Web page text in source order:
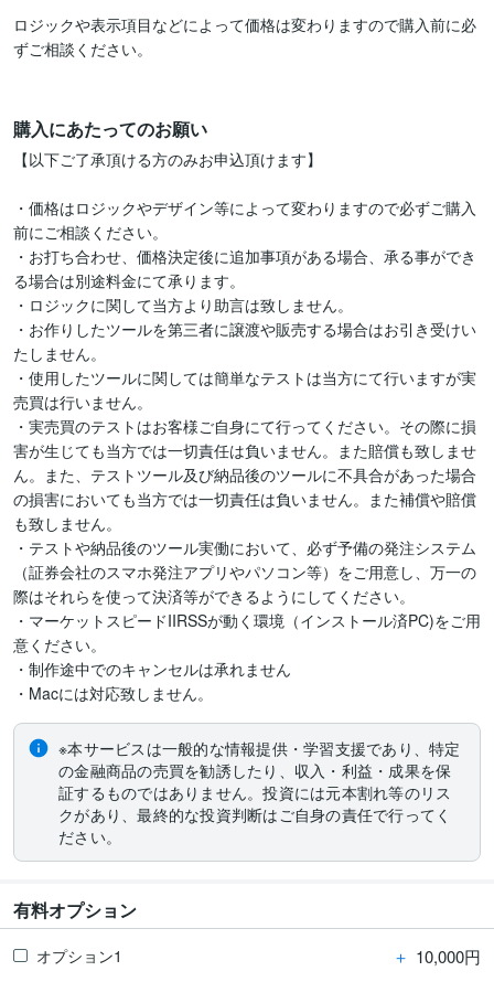
ロジックや表示項目などによって価格は変わりますので購入前に必
ずご相談ください。
購入にあたってのお願い
【以下ご了承頂ける方のみお申込頂けます】
・価格はロジックやデザイン等によって変わりますので必ずご購入
前にご相談ください。
・お打ち合わせ、価格決定後に追加事項がある場合、承る事ができ
る場合は別途料金にて承ります。
・ロジックに関して当方より助言は致しません。
・お作りしたツールを第三者に譲渡や販売する場合はお引き受けい
たしません。
・使用したツールに関しては簡単なテストは当方にて行いますが実
売買は行いません。
・実売買のテストはお客様ご自身にて行ってください。その際に損
害が生じても当方では一切責任は負いません。また賠償も致しませ
ん。また、テストツール及び納品後のツールに不具合があった場合
の損害においても当方では一切責任は負いません。また補償や賠償
も致しません。
・テストや納品後のツール実働において、必ず予備の発注システム
（証券会社のスマホ発注アプリやパソコン等）をご用意し、万一の
際はそれらを使って決済等ができるようにしてください。
・マーケットスピードIIRSSが動く環境（インストール済PC)をご用
意ください。
・制作途中でのキャンセルは承れません
・Macには対応致しません。
※本サービスは一般的な情報提供・学習支援であり、特定
の金融商品の売買を勧誘したり、収入・利益・成果を保
証するものではありません。投資には元本割れ等のリス
クがあり、最終的な投資判断はご自身の責任で行ってく
ださい。
有料オプション
オプション1 ＋ 10,000円